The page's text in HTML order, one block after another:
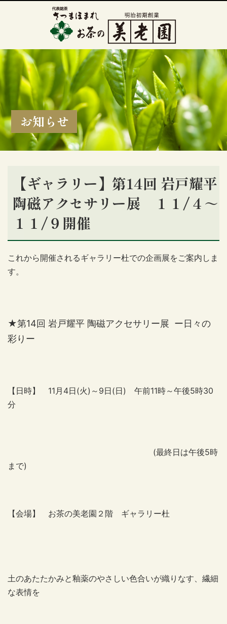
お知らせ
【ギャラリー】第14回 岩戸耀平
陶磁アクセサリー展 １１/４～
１１/９開催
これから開催されるギャラリー杜での企画展をご案内しま
す。
★第14回 岩戸耀平 陶磁アクセサリー展 ー日々の
彩りー
【日時】 11月4日(火)～9日(日) 午前11時～午後5時30
分
(最終日は午後5時
まで)
【会場】 お茶の美老園２階 ギャラリー杜
土のあたたかみと釉薬のやさしい色合いが織りなす、繊細
な表情を